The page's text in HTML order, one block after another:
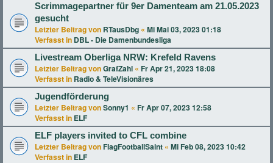
Scrimmagepartner für 9er Damenteam am 21.05.2023
gesucht
Letzter Beitrag von RTausDbg « Mi Mai 03, 2023 01:18
Verfasst in DBL - Die Damenbundesliga
Livestream Oberliga NRW: Krefeld Ravens
Letzter Beitrag vonGrafZahl « Fr Apr 21, 2023 18:08
Verfasst in Radio & TeleVisionäres
Jugendförderung
Letzter Beitrag vonSonny1 « Fr Apr 07, 2023 12:58
Verfasst in ELF
ELF players invited to CFL combine
Letzter Beitrag von FlagFootballSaint « Mi Feb 08, 2023 10:42
Verfasst in ELF